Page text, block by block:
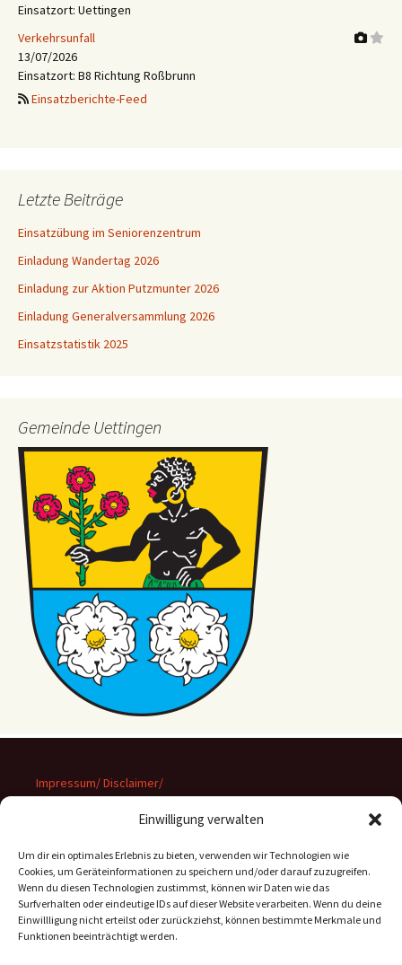
Einwilligung verwalten
Um dir ein optimales Erlebnis zu bieten, verwenden wir Technologien wie
Cookies, um Geräteinformationen zu speichern und/oder darauf zuzugreifen.
Wenn du diesen Technologien zustimmst, können wir Daten wie das
Surfverhalten oder eindeutige IDs auf dieser Website verarbeiten. Wenn du deine
Einwillligung nicht erteilst oder zurückziehst, können bestimmte Merkmale und
Funktionen beeinträchtigt werden.
Einsatzort: Uettingen
Verkehrsunfall
13/07/2026
Einsatzort: B8 Richtung Roßbrunn
Einsatzberichte-Feed
Letzte Beiträge
Einsatzübung im Seniorenzentrum
Einladung Wandertag 2026
Einladung zur Aktion Putzmunter 2026
Einladung Generalversammlung 2026
Einsatzstatistik 2025
Gemeinde Uettingen
Impressum/ Disclaimer/
Datenschutz
Suchen
nach: